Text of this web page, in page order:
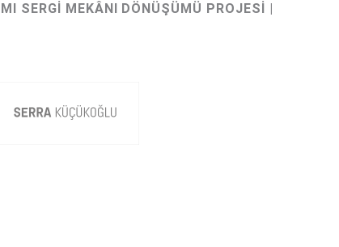
SERGİ MEKÂNI DÖNÜŞÜMÜ PROJESİ |